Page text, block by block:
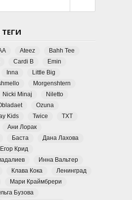
Ateez
Bahh Tee
Cardi B
Emin
Inna
Little Big
Morgenshtern
Nicki Minaj
Niletto
Ozuna
Kids Twice
TXT
Ани Лорак
Баста
Дана Лахова
Егор Крид
Инна Вальтер
Клава Кока
Ленинград
Мари Краймбрери
Бузова